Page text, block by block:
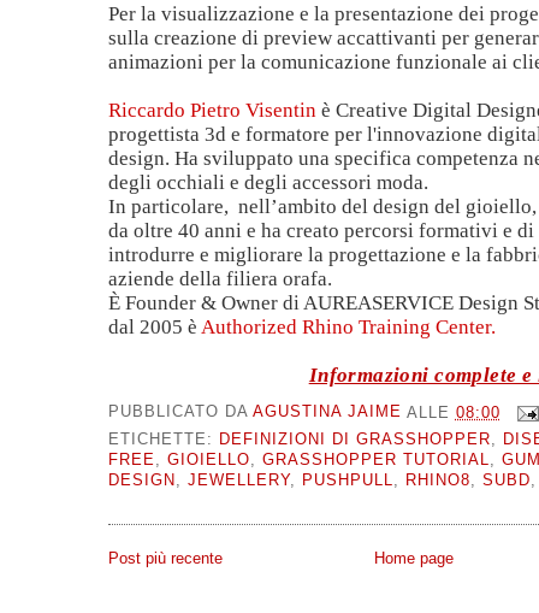
Per la visualizzazione e la presentazione dei
sulla creazione di preview accattivanti per
animazioni per la comunicazione funzionale ai
Riccardo Pietro Visentin è Creative Digital
progettista 3d e formatore per l'innovazione
design. Ha sviluppato una specifica competenza
degli occhiali e degli accessori moda.
In particolare, nell’ambito del design del
da oltre 40 anni e ha creato percorsi formativi e di
introdurre e migliorare la progettazione e la
aziende della filiera orafa.
È Founder & Owner di AUREASERVICE Design
dal 2005 è Authorized Rhino Training Center.
Informazioni complete
PUBBLICATO DA AGUSTINA JAIME ALLE 08:00
ETICHETTE:
DEFINIZIONI DI GRASSHOPPER,
FREE, GIOIELLO, GRASSHOPPER TUTORIAL,
DESIGN , JEWELLERY, PUSHPULL, RHINO8, SUBD
Post più recente Home page